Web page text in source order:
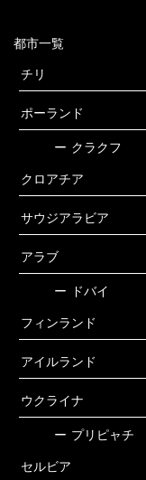
都市一覧
チリ
ポーランド
ー クラクフ
クロアチア
サウジアラビア
アラブ
ー ドバイ
フィンランド
アイルランド
ウクライナ
ー プリピャチ
セルビア